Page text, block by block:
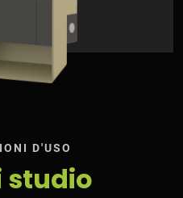
D'USO
studio